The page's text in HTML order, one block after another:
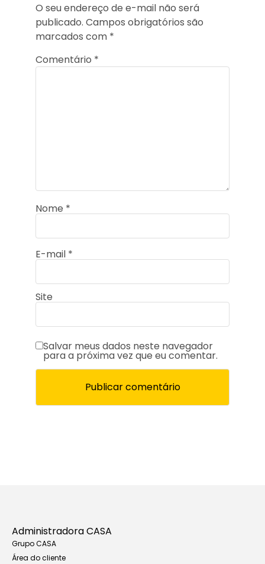
O seu endereço de e-mail não será
publicado. Campos obrigatórios são
marcados com *
Comentário *
Nome *
E-mail *
Site
Salvar meus dados neste navegador
para a próxima vez que eu comentar.
Administradora CASA
Grupo CASA
Área do cliente